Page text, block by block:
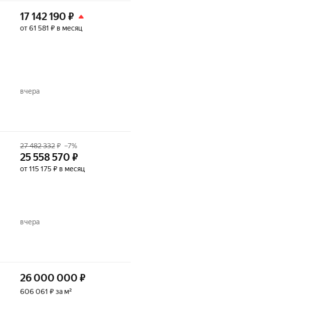
17 142 190 ₽
от 61 581 ₽ в месяц
вчера
27 482 332₽ –7%
25 558 570 ₽
от 115 175 ₽ в месяц
вчера
26 000 000 ₽
606 061 ₽ за м²